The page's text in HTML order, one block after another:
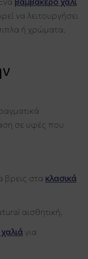
να λειτουργήσει
ή χρώματα.
σε υφές που
βρεις στα κλασικά
αισθητική.
για